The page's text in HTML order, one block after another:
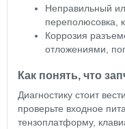
Неправильный
переполюсовка,
Коррозия
отложениями,
Как понять, что
Диагностику стоит
проверьте входное
тензоплатформу,